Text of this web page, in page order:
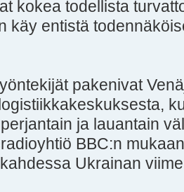
kokea todellista
käy entistä
pakenivat
ja lauantain
BBC:n
Ukrainan